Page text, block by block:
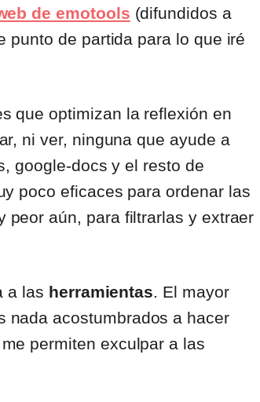
de emotools (difundidos a
punto de partida para lo que iré
que optimizan la reflexión en
ni ver, ninguna que ayude a
google-docs y el resto de
poco eficaces para ordenar las
peor aún, para filtrarlas y extraer
a las herramientas. El mayor
nada acostumbrados a hacer
permiten exculpar a las